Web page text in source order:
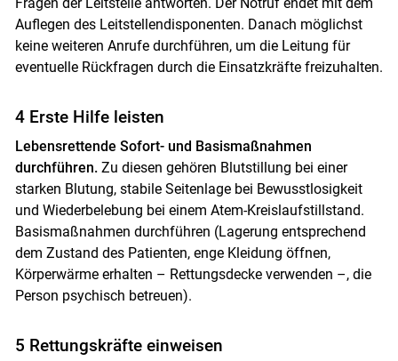
Auflegen des Leitstellendisponenten. Danach möglichst
keine weiteren Anrufe durchführen, um die Leitung für
eventuelle Rückfragen durch die Einsatzkräfte freizuhalten.
4 Erste Hilfe leisten
Lebensrettende Sofort- und Basismaßnahmen
durchführen. Zu diesen gehören Blutstillung bei einer
starken Blutung, stabile Seitenlage bei Bewusstlosigkeit
und Wiederbelebung bei einem Atem-Kreislaufstillstand.
Basismaßnahmen durchführen (Lagerung entsprechend
dem Zustand des Patienten, enge Kleidung öffnen,
Körperwärme erhalten – Rettungsdecke verwenden –, die
Person psychisch betreuen).
5 Rettungskräfte einweisen